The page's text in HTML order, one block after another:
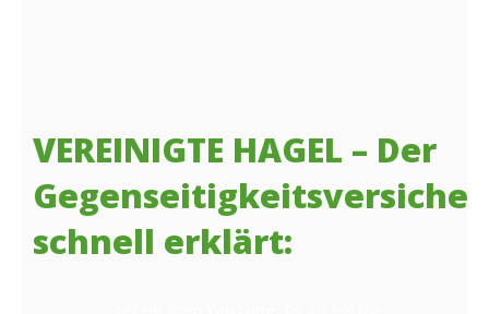
VEREINIGTE HAGEL – Der
schnell erklärt: